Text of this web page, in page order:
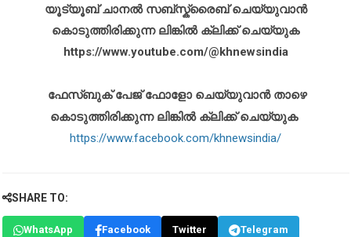
യൂട്യൂബ് ചാനൽ സബ്സ്ക്രൈബ് ചെയ്യുവാൻ
കൊടുത്തിരിക്കുന്ന ലിങ്കിൽ ക്ലിക്ക് ചെയ്യുക
https://www.youtube.com/@khnewsindia
ഫേസ്ബുക് പേജ് ഫോളോ ചെയ്യുവാൻ താഴെ
കൊടുത്തിരിക്കുന്ന ലിങ്കിൽ ക്ലിക്ക് ചെയ്യുക
https://www.facebook.com/khnewsindia/
SHARE TO:
WhatsApp Facebook Twitter Telegram